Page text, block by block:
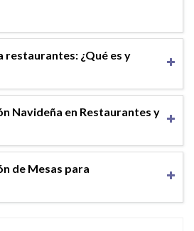
restaurantes: ¿Qué es y
Navideña en Restaurantes y
de Mesas para